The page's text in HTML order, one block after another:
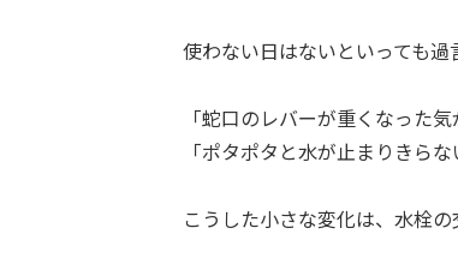
使わない日はないといっても
「蛇口のレバーが重くなった気
「ポタポタと水が止まりきらな
こうした小さな変化は、水栓